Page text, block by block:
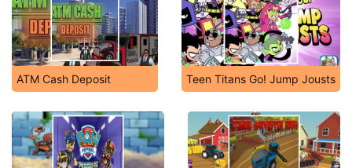
ATM Cash Deposit Teen Titans Go! Jump Jousts